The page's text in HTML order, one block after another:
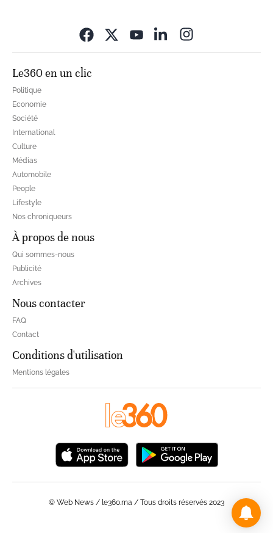
Le360 en un clic
Politique
Economie
Société
International
Culture
Médias
Automobile
People
Lifestyle
Nos chroniqueurs
À propos de nous
Qui sommes-nous
Publicité
Archives
Nous contacter
FAQ
Contact
Conditions d'utilisation
Mentions légales
© Web News / le360.ma / Tous droits réservés 2023